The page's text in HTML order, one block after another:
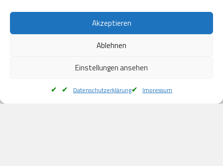
Akzeptieren
Ablehnen
Einstellungen ansehen
Datenschutzerklärung Impressum